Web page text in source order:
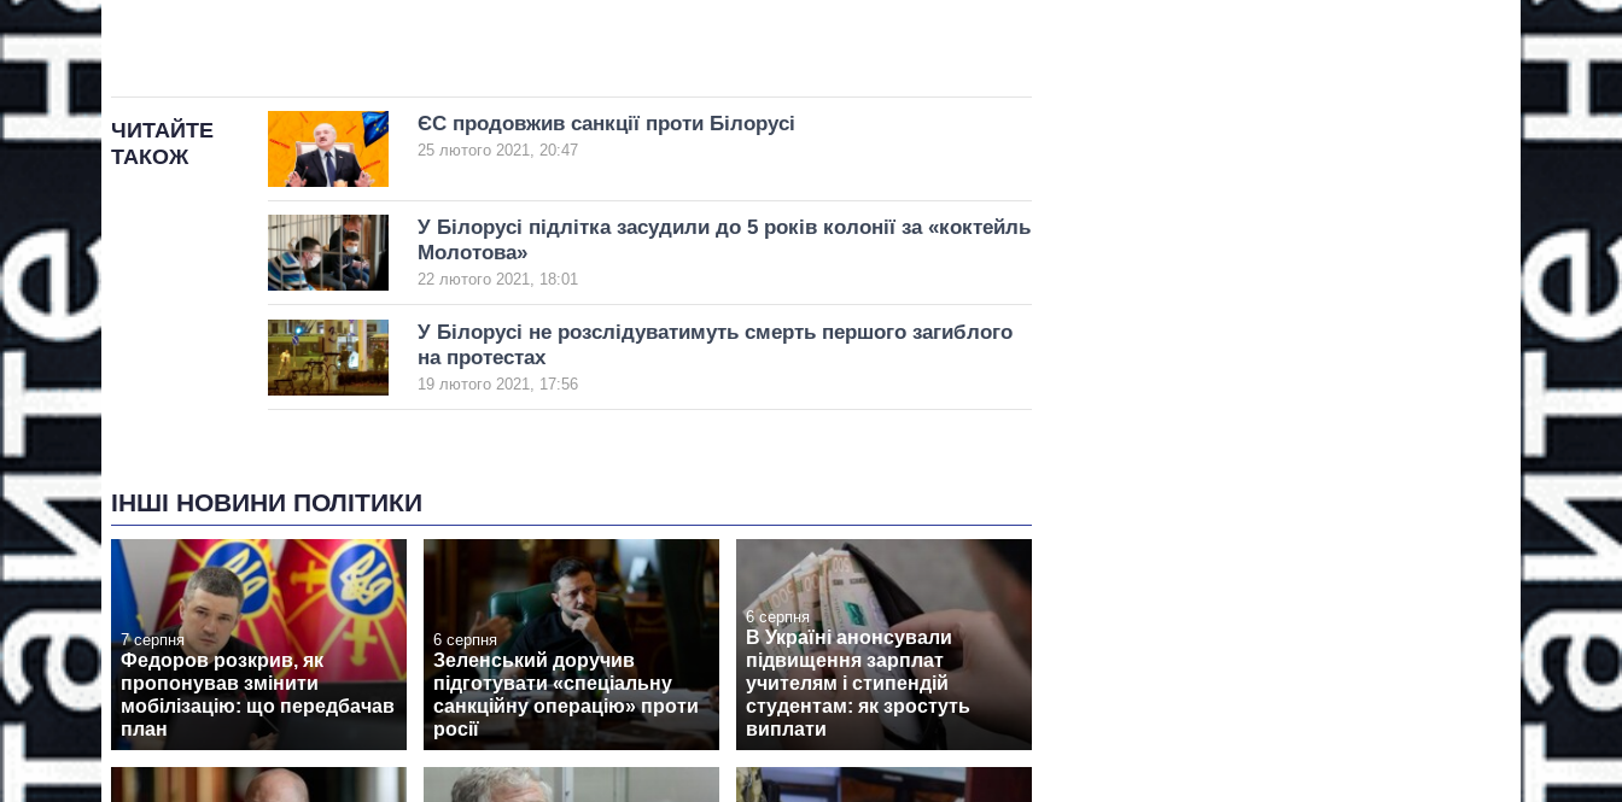
ЧИТАЙТЕ
ТАКОЖ
ЄС продовжив санкції проти Білорусі
25 лютого 2021, 20:47
У Білорусі підлітка засудили до 5 років колонії за «коктейль
Молотова»
22 лютого 2021, 18:01
У Білорусі не розслідуватимуть смерть першого загиблого
на протестах
19 лютого 2021, 17:56
ІНШІ НОВИНИ ПОЛІТИКИ
7 серпня
Федоров розкрив, як
пропонував змінити
мобілізацію: що передбачав
план
6 серпня
Зеленський доручив
підготувати «спеціальну
санкційну операцію» проти
росії
6 серпня
В Україні анонсували
підвищення зарплат
учителям і стипендій
студентам: як зростуть
виплати